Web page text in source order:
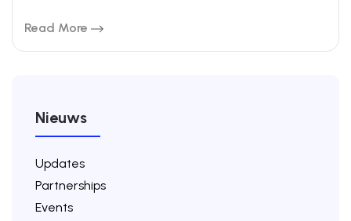
Read More
Nieuws
Updates
Partnerships
Events